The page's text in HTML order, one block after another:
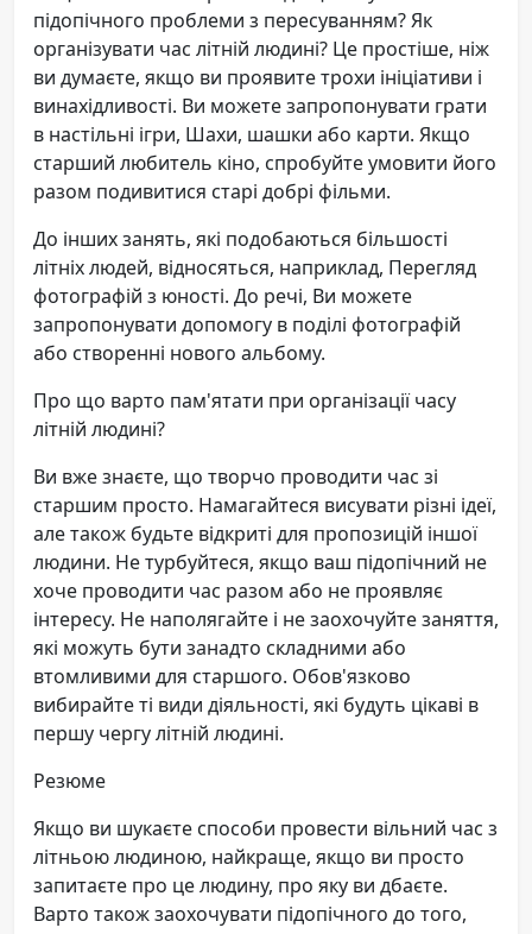
підопічного проблеми з пересуванням? Як
організувати час літній людині? Це простіше, ніж
ви думаєте, якщо ви проявите трохи ініціативи і
винахідливості. Ви можете запропонувати грати
в настільні ігри, Шахи, шашки або карти. Якщо
старший любитель кіно, спробуйте умовити його
разом подивитися старі добрі фільми.
До інших занять, які подобаються більшості
літніх людей, відносяться, наприклад, Перегляд
фотографій з юності. До речі, Ви можете
запропонувати допомогу в поділі фотографій
або створенні нового альбому.
Про що варто пам'ятати при організації часу
літній людині?
Ви вже знаєте, що творчо проводити час зі
старшим просто. Намагайтеся висувати різні ідеї,
але також будьте відкриті для пропозицій іншої
людини. Не турбуйтеся, якщо ваш підопічний не
хоче проводити час разом або не проявляє
інтересу. Не наполягайте і не заохочуйте заняття,
які можуть бути занадто складними або
втомливими для старшого. Обов'язково
вибирайте ті види діяльності, які будуть цікаві в
першу чергу літній людині.
Резюме
Якщо ви шукаєте способи провести вільний час з
літньою людиною, найкраще, якщо ви просто
запитаєте про це людину, про яку ви дбаєте.
Варто також заохочувати підопічного до того,